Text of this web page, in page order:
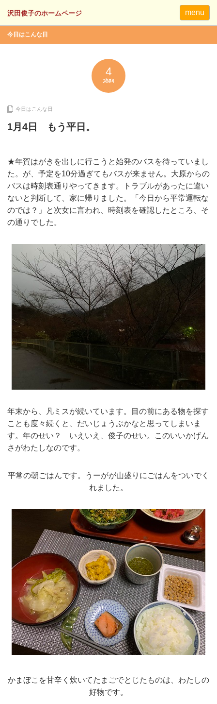
menu
今日はこんな日
4
Jan
2024
今日はこんな日
1月4日 もう平日。
★年賀はがきを出しに行こうと始発のバスを待っていまし
た。が、予定を10分過ぎてもバスが来ません。大原からの
バスは時刻表通りやってきます。トラブルがあったに違い
ないと判断して、家に帰りました。「今日から平常運転な
のでは？」と次女に言われ、時刻表を確認したところ、そ
の通りでした。
年末から、凡ミスが続いています。目の前にある物を探す
ことも度々続くと、だいじょうぶかなと思ってしまいま
す。年のせい？ いえいえ、俊子のせい。このいいかげん
さがわたしなのです。
平常の朝ごはんです。うーがが山盛りにごはんをついでく
れました。
かまぼこを甘辛く炊いてたまごでとじたものは、わたしの
好物です。